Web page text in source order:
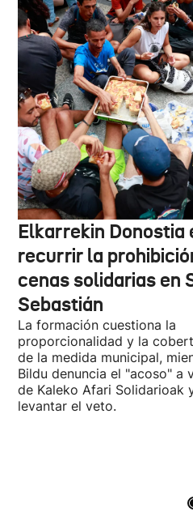
Elkarrekin Donostia
recurrir la
cenas solidarias en
Sebastián
La formación cuestiona la
proporcionalidad y la
de la medida municipal,
Bildu denuncia el "acoso" a
de Kaleko Afari Solidarioak
levantar el veto.